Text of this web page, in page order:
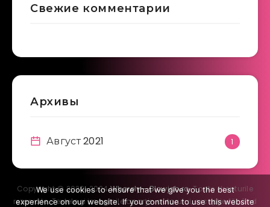
Свежие комментарии
Архивы
Август 2021 1
Copyright © 2020-2024Whorely - Blowjob.ro. Toate drepturile
rezervate. Textele şi imaginile aparţin autorului, excepţie făcând
We use cookies to ensure that we give you the best
experience on our website. If you continue to use this website